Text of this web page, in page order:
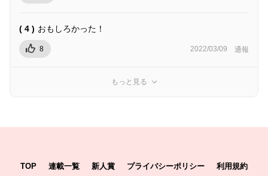
( 4 ) おもしろかった！
8 2022/03/09 通報
もっと見る
TOP 連載一覧 新人賞 プライバシーポリシー 利用規約